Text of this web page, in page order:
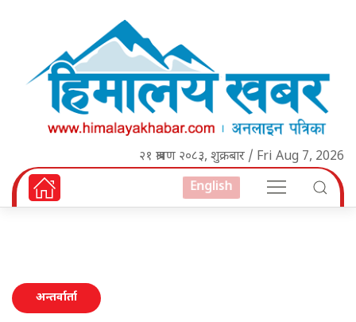
२१ श्रावण २०८३, शुक्रबार / Fri Aug 7, 2026
English
अन्तर्वार्ता